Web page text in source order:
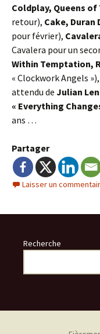
Coldplay, Queens
retour), Cake, Duran
pour février),
Cavalera pour un
Within Temptation,
« Clockwork Angels »),
attendu de Julian
« Everything
ans …
Partager
Laisser un
Recherche